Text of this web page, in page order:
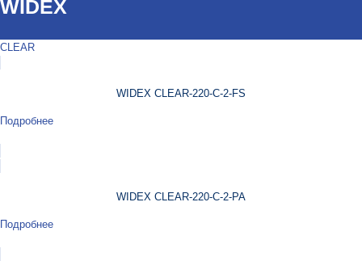
WIDEX
CLEAR
WIDEX CLEAR-220-C-2-FS
Подробнее
WIDEX CLEAR-220-C-2-PA
Подробнее